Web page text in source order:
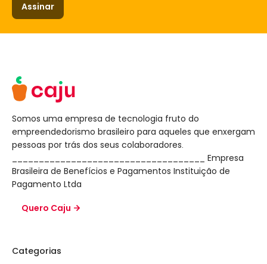
Assinar
Somos uma empresa de tecnologia fruto do
empreendedorismo brasileiro para aqueles que enxergam
pessoas por trás dos seus colaboradores.
____________________________________ Empresa
Brasileira de Benefícios e Pagamentos Instituição de
Pagamento Ltda
Quero Caju
Categorias